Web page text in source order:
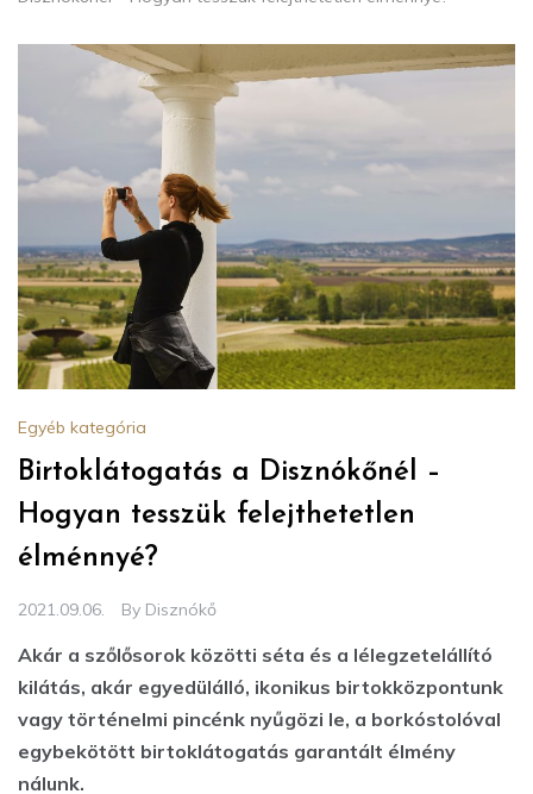
Egyéb kategória
Birtoklátogatás a Disznókőnél –
Hogyan tesszük felejthetetlen
élménnyé?
2021.09.06. By Disznókő
Akár a szőlősorok közötti séta és a lélegzetelállító
kilátás, akár egyedülálló, ikonikus birtokközpontunk
vagy történelmi pincénk nyűgözi le, a borkóstolóval
egybekötött birtoklátogatás garantált élmény
nálunk.